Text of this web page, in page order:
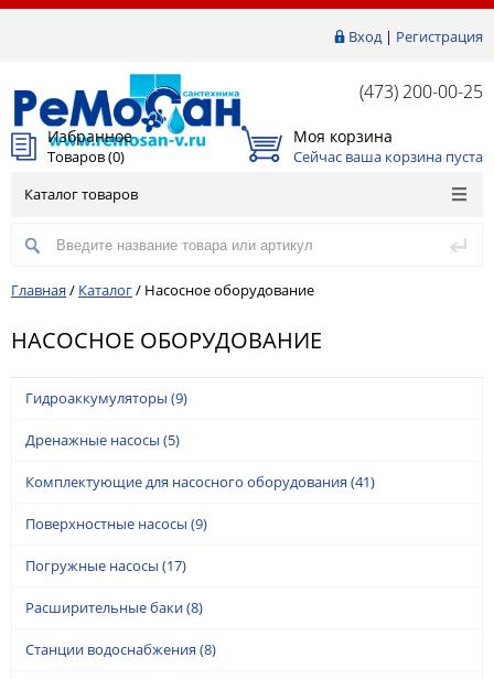
Вход| Регистрация
(473) 200-00-25
Избранное
Товаров (0)
Моя корзина
Сейчас ваша корзина пуста
Каталог товаров
Главная / Каталог/ Насосное оборудование
НАСОСНОЕ ОБОРУДОВАНИЕ
Гидроаккумуляторы (9)
Дренажные насосы (5)
Комплектующие для насосного оборудования (41)
Поверхностные насосы (9)
Погружные насосы (17)
Расширительные баки(8)
Станции водоснабжения (8)